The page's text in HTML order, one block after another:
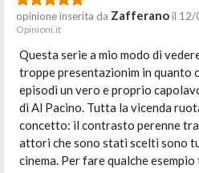
opinione inserita da Zafferanoil 12/
Opinioni.it
Questa serie a mio modo di
troppe presentazionim in quanto
episodi un vero e proprio
di Al Pacino. Tutta la vicenda
concetto: il contrasto perenne tra
attori che sono stati scelti sono
cinema. Per fare qualche